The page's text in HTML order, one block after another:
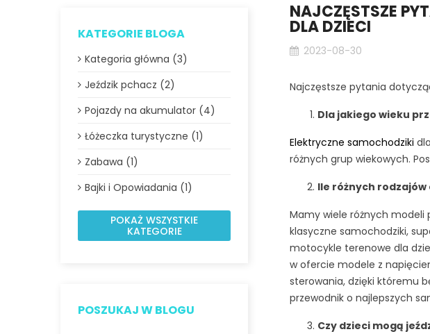
KATEGORIE BLOGA
Kategoria główna (3)
Jeździk pchacz (2)
Pojazdy na akumulator (4)
Łóżeczka turystyczne (1)
Zabawa (1)
Bajki i Opowiadania (1)
POKAŻ WSZYSTKIE
KATEGORIE
POSZUKAJ W BLOGU
NAJCZĘSTSZE
DLA DZIECI
2023-08-30
Najczęstsze pytania
Dla jakiego wieku
Elektryczne samochodziki
różnych grup wiekowych.
Ile różnych
Mamy wiele różnych modeli
klasyczne samochodziki,
motocykle terenowe dla
w ofercie modele z
sterowania, dzięki któremu
przewodnik o najlepszych
Czy dzieci mogą